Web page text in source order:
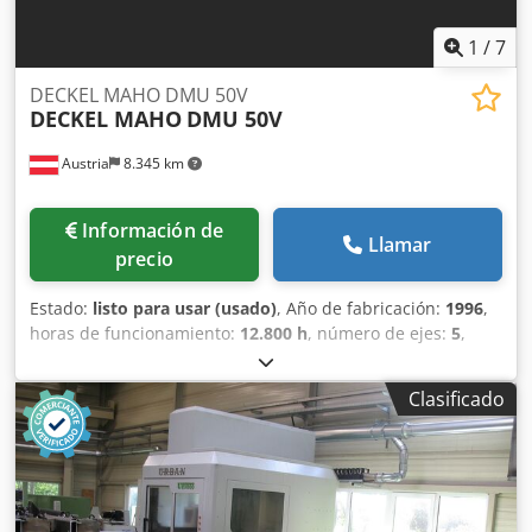
1 /7
Austria 8.345 km
DECKEL MAHO DMU 50V
DECKEL MAHO DMU 50V
Información de
precio
Llamar
Estado: listo para usar (usado), Año de fabricación: 1996,
horas de funcionamiento: 12.800 h, número de ejes: 5,
Esta máquina DECKEL MAHO DMU 50V de 5 ejes se fabricó
en 1996. Cuenta con un sistema de control Millplus con la
versión de software DV400, una unidad hidráulica externa
para los dispositivos de sujeción y un tornillo de banco
hidráulico Hainbuch para pinzas BZI32. Si busca obtener
unas prestaciones de fresado de alta calidad, considere la
máquina DECKEL MAHO DMU 50V que tenemos a la venta.
Clasificado